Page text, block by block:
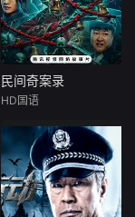
民间奇案录
张雪菡
患有妄想症的
警察张天盛遇上一
起离奇的神像杀人
事件，勘案过程
民间奇案录
HD国语